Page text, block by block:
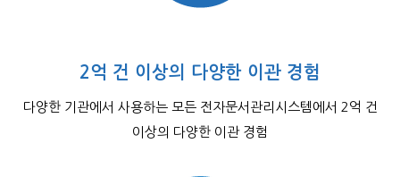
2억 건 이상의 다양한 이관 경험
다양한 기관에서 사용하는 모든 전자문서관리시스템에서 2억 건
이상의 다양한 이관 경험